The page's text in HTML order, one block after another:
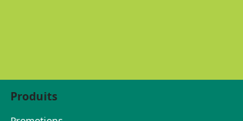
Produits